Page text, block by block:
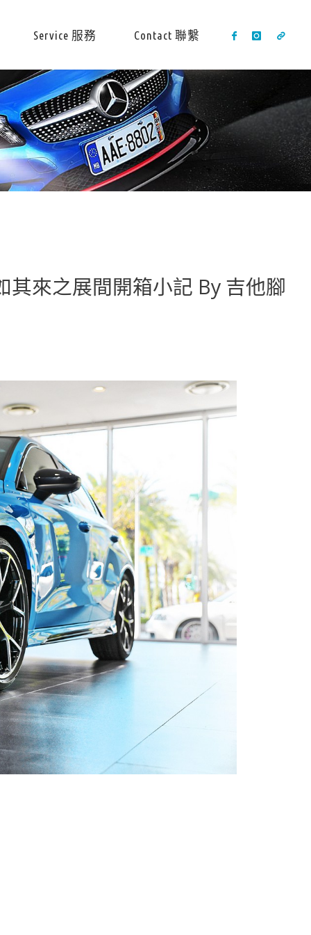
Service 服務 Contact 聯繫
其來之展間開箱小記 By 吉他腳